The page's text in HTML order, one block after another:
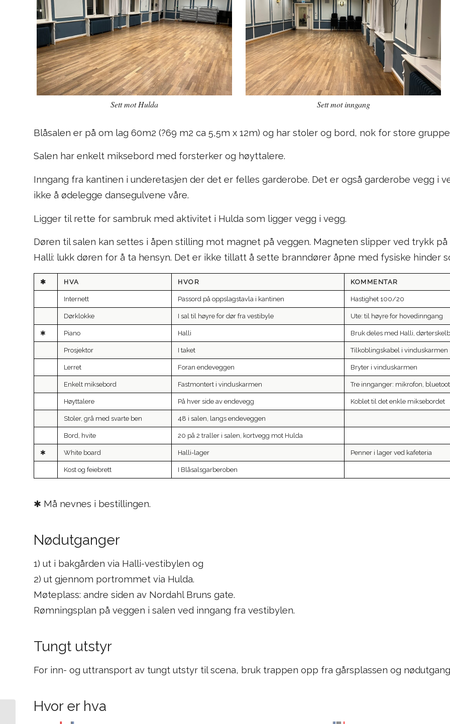
Sett mot Hulda Sett mot inngang
Blåsalen er på om lag 60m2 (?69 m2 ca 5,5m x 12m) og har stoler og bord, nok for store
Salen har enkelt miksebord med forsterker og høyttalere.
Inngang fra kantinen i underetasjen der det er felles garderobe. Det er også garderobe vegg i
ikke å ødelegge dansegulvene våre.
Ligger til rette for sambruk med aktivitet i Hulda som ligger vegg i vegg.
Døren til salen kan settes i åpen stilling mot magnet på veggen. Magneten slipper ved trykk
Halli: lukk døren for å ta hensyn. Det er ikke tillatt å sette branndører åpne med fysiske hinder
✱ HVA HVOR KOMMENTAR
Internett Passord på oppslagstavla i kantinen Hastighet 100/20
Dørklokke I sal til høyre for dør fra vestibyle Ute: til høyre for hovedinngang
✱ Piano Halli Bruk deles med Halli,
Prosjektor I taket Tilkoblingskabel i vinduskarmen
Lerret Foran endeveggen Bryter i vinduskarmen
Enkelt miksebord Fastmontert i vinduskarmen Tre innganger: mikrofon,
Høyttalere På hver side av endevegg Koblet til det enkle miksebordet
Stoler, grå med svarte ben 48 i salen, langs endeveggen
Bord, hvite 20 på 2 traller i salen, kortvegg mot Hulda
✱ White board Halli-lager Penner i lager ved kafeteria
Kost og feiebrett I Blåsalsgarberoben
✱ Må nevnes i bestillingen.
Nødutganger
1) ut i bakgården via Halli-vestibylen og
2) ut gjennom portrommet via Hulda.
Møteplass: andre siden av Nordahl Bruns gate.
Rømningsplan på veggen i salen ved inngang fra vestibylen.
Tungt utstyr
For inn- og uttransport av tungt utstyr til scena, bruk trappen opp fra gårsplassen og
Hvor er hva